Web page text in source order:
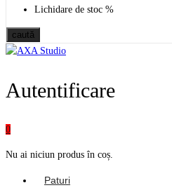
Lichidare de stoc %
caută
Autentificare
0
Nu ai niciun produs în coș.
Paturi